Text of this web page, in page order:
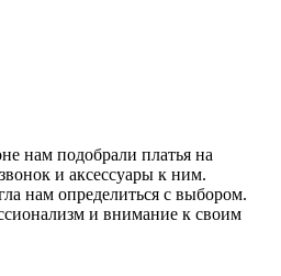
нам подобрали платья на
и аксессуары к ним.
нам определиться с выбором.
и внимание к своим